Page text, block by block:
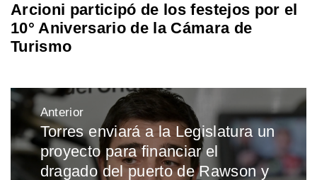
Arcioni participó de los festejos por el
10° Aniversario de la Cámara de
Turismo
Navegación
de
entradas
Anterior
Entrada
anterior:
Torres enviará a la Legislatura un
proyecto para financiar el
dragado del puerto de Rawson y